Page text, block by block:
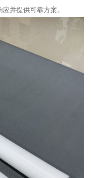
并提供可靠方案。